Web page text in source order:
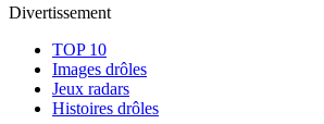
Divertissement
TOP 10
Images drôles
Jeux radars
Histoires drôles